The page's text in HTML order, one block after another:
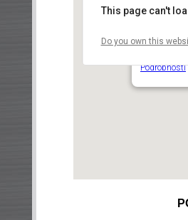
Centrální
Podrobnosti
This page can't
Do you own this